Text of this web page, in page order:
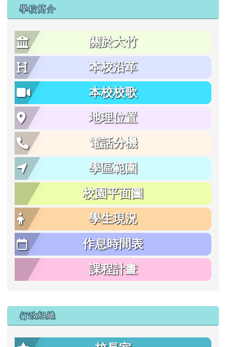
學校簡介
關於大竹
本校沿革
本校校歌
地理位置
電話分機
學區範圍
校園平面圖
學生現況
作息時間表
課程計畫
行政組織